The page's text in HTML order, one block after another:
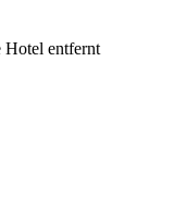
Hotel entfernt